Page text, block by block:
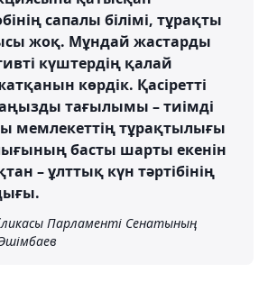
сапалы білімі, тұрақты
жоқ. Мұндай жастарды
күштердің қалай
көрдік. Қасіретті
тағылымы – тиімді
мемлекеттің тұрақтылығы
басты шарты екенін
– ұлттық күн тәртібінің
Парламенті Сенатының